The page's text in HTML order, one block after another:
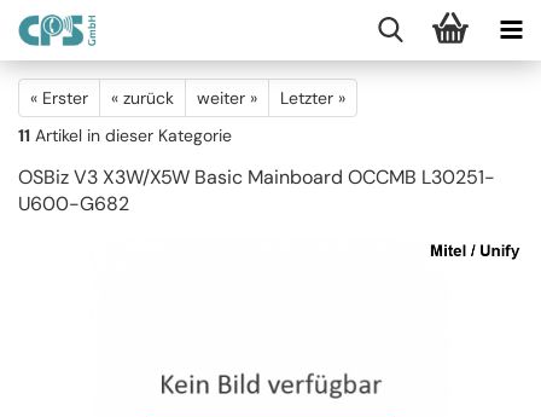
« Erster « zurück weiter »
Letzter »
11 Artikel in dieser Kategorie
OSBiz V3 X3W/X5W Basic Mainboard OCCMB L30251-
U600-G682